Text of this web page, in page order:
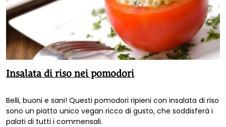
Insalata di riso nei pomodori
Belli, buoni e sani! Questi pomodori ripieni con insalata di riso
sono un piatto unico vegan ricco di gusto, che soddisferà i
palati di tutti i commensali.